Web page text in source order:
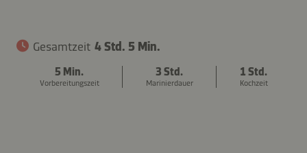
Gesamtzeit 4 Std. 5 Min.
5 Min.
Vorbereitungszeit
3 Std.
Marinierdauer
1 Std.
Kochzeit